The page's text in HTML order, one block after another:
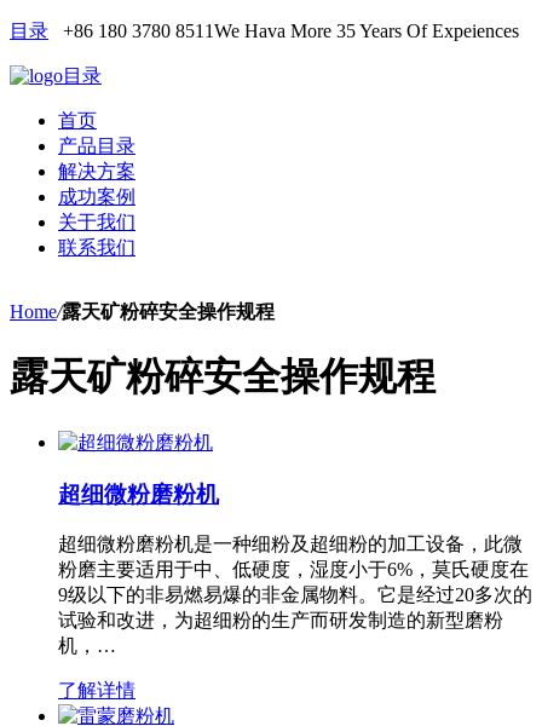
目录 +86 180 3780 8511We Hava More 35 Years Of Expeiences
目录
首页
产品目录
解决方案
成功案例
关于我们
联系我们
Home/露天矿粉碎安全操作规程
露天矿粉碎安全操作规程
超细微粉磨粉机
超细微粉磨粉机是一种细粉及超细粉的加工设备，此微
粉磨主要适用于中、低硬度，湿度小于6%，莫氏硬度在
9级以下的非易燃易爆的非金属物料。它是经过20多次的
试验和改进，为超细粉的生产而研发制造的新型磨粉
机，…
了解详情